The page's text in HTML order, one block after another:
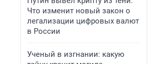
Что изменит новый закон о
легализации цифровых валют
в России
Ученый в изгнании: какую